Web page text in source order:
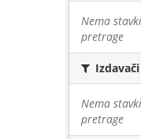
Nema
pretrage
Izdavači
Nema
pretrage